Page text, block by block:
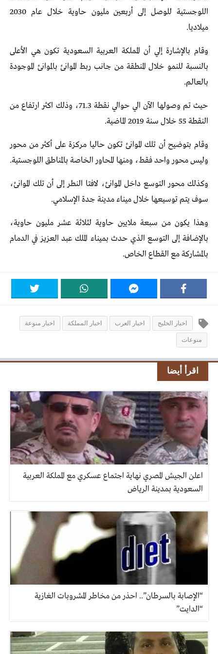
اللوجستية للوصل إلى أربعين مليون حاوية خلال عام 2030
ميلاديا.
وقام بالإشارة إلي أن المملكة العربية السعودية تكون هي الأعلى
بالنسبة للنمو خلال المنطقة من جانب ربط الموانئ بالموانئ الموجودة
بالعالم.
حيث تم وصولها الآن الي حوالي نقطة 71.3، وذلك اكثر ارتفاع من
النقطة 55 خلال سنة 2019 الماضية.
وقام بتوضيح أن تلك الموانئ تكون حاليا مركزة على أكثر من محور
وليس محور واحد فقط، ومنها المحاور الخاصة بالمناطق اللوجستية.
وكذلك محور التوسع داخل الموانئ، لافتا النطر إلى أن تلك الموانئ،
سوف يتم توسيعها خلال ميناء مدينة جدة الإسلامي.
وهذا يكون من سبعة ملايين حاوية لثلاثة عشر مليون حاوية،
بالإضافة إلى التوسع الذي حدث بميناء الملك عبد العزيز في الدمام
بالمشاركة مع القطاع الخاص.
اخبار الخليج اخبار العرب اخبار المملكة اخبار منوعة
منوعات
اقرأ أيضا
اعلن الجيش المصري نهاية اجتماع عسكري مع المملكة العربية
السعودية بمدينة الرياض
“الإصابة بالسرطان”.. احذر من مخاطر المشروبات الغازية
“الدايت”